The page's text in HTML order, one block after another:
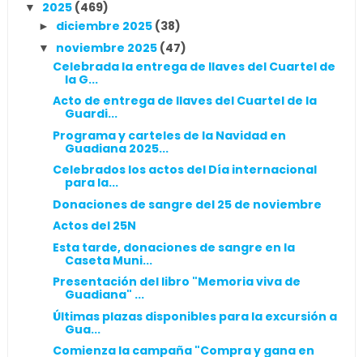
▼ 2025 (469)
► diciembre 2025 (38)
▼ noviembre 2025 (47)
Celebrada la entrega de llaves del Cuartel de
la G...
Acto de entrega de llaves del Cuartel de la
Guardi...
Programa y carteles de la Navidad en
Guadiana 2025...
Celebrados los actos del Día internacional
para la...
Donaciones de sangre del 25 de noviembre
Actos del 25N
Esta tarde, donaciones de sangre en la
Caseta Muni...
Presentación del libro "Memoria viva de
Guadiana" ...
Últimas plazas disponibles para la excursión a
Gua...
Comienza la campaña "Compra y gana en